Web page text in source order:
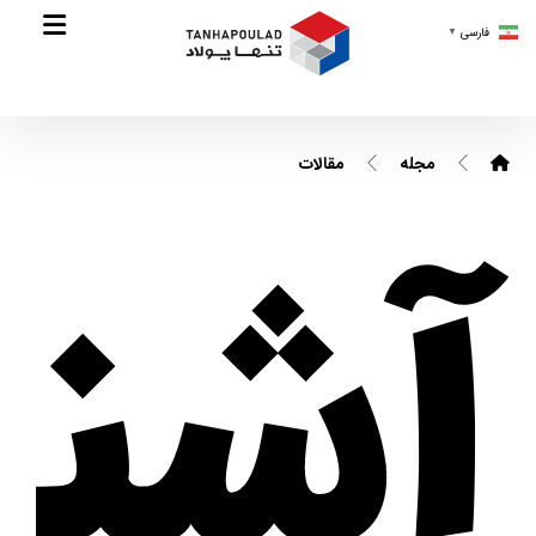
مجله مقالات
فارسی ▼